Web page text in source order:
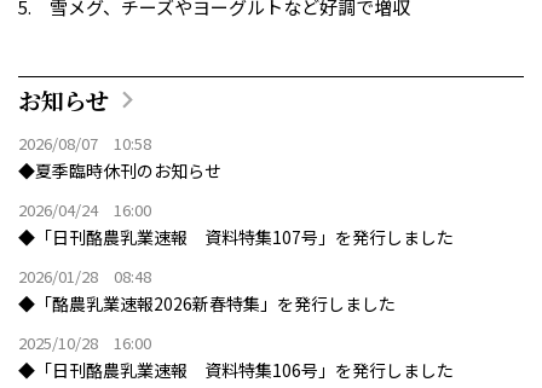
雪メグ、チーズやヨーグルトなど好調で増収
お知らせ
2026/08/07 10:58
◆夏季臨時休刊のお知らせ
2026/04/24 16:00
◆「日刊酪農乳業速報 資料特集107号」を発行しました
2026/01/28 08:48
◆「酪農乳業速報2026新春特集」を発行しました
2025/10/28 16:00
◆「日刊酪農乳業速報 資料特集106号」を発行しました